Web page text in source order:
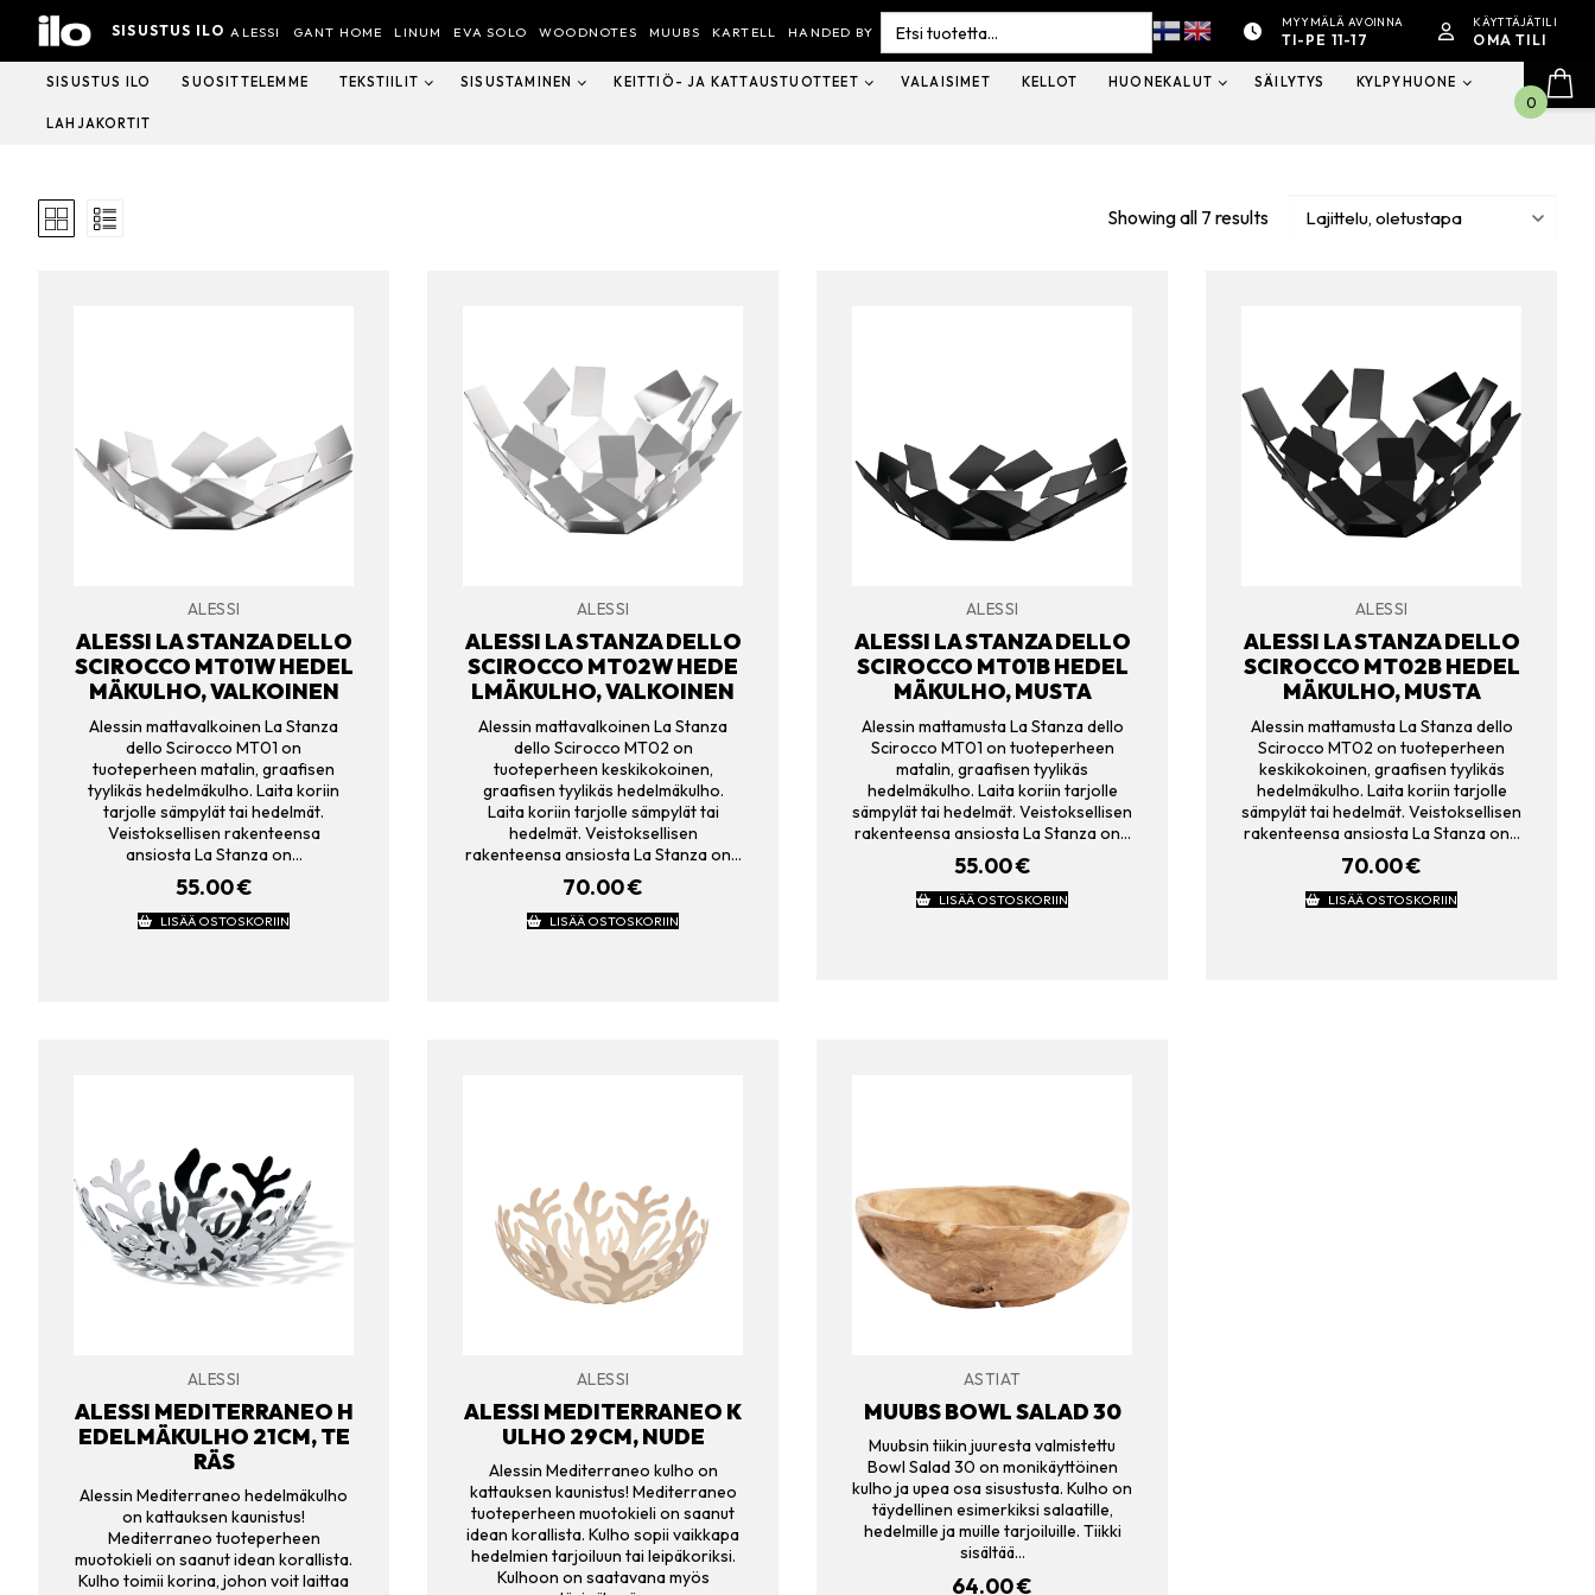
Hyppää
sisältöön
SISUSTUS ILO ALESSI GANT HOME LINUM EVA SOLO WOODNOTES MUUBS KARTELL HANDED BY
Search
for:
MYYMÄLÄ AVOINNA
TI-PE 11-17
KÄYTTÄJÄTILI
OMA TILI
SISUSTUS ILO SUOSITTELEMME TEKSTIILIT SISUSTAMINEN KEITTIÖ- JA KATTAUSTUOTTEET VALAISIMET KELLOT HUONEKALUT SÄILYTYS KYLPYHUONE
LAHJAKORTIT
Showing all 7 results
ALESSI
ALESSI LA STANZA DELLO
SCIROCCO MT01W HEDEL
MÄKULHO, VALKOINEN
Alessin mattavalkoinen La Stanza
dello Scirocco MT01 on
tuoteperheen matalin, graafisen
tyylikäs hedelmäkulho. Laita koriin
tarjolle sämpylät tai hedelmät.
Veistoksellisen rakenteensa
ansiosta La Stanza on…
55.00€
LISÄÄ OSTOSKORIIN
ALESSI
ALESSI LA STANZA DELLO
SCIROCCO MT02W HEDE
LMÄKULHO, VALKOINEN
Alessin mattavalkoinen La Stanza
dello Scirocco MT02 on
tuoteperheen keskikokoinen,
graafisen tyylikäs hedelmäkulho.
Laita koriin tarjolle sämpylät tai
hedelmät. Veistoksellisen
rakenteensa ansiosta La Stanza on…
70.00€
LISÄÄ OSTOSKORIIN
ALESSI
ALESSI LA STANZA DELLO
SCIROCCO MT01B HEDEL
MÄKULHO, MUSTA
Alessin mattamusta La Stanza dello
Scirocco MT01 on tuoteperheen
matalin, graafisen tyylikäs
hedelmäkulho. Laita koriin tarjolle
sämpylät tai hedelmät. Veistoksellisen
rakenteensa ansiosta La Stanza on…
55.00€
LISÄÄ OSTOSKORIIN
ALESSI
ALESSI LA STANZA DELLO
SCIROCCO MT02B HEDEL
MÄKULHO, MUSTA
Alessin mattamusta La Stanza dello
Scirocco MT02 on tuoteperheen
keskikokoinen, graafisen tyylikäs
hedelmäkulho. Laita koriin tarjolle
sämpylät tai hedelmät. Veistoksellisen
rakenteensa ansiosta La Stanza on…
70.00€
LISÄÄ OSTOSKORIIN
ALESSI
ALESSI MEDITERRANEO H
EDELMÄKULHO 21CM, TE
RÄS
Alessin Mediterraneo hedelmäkulho
on kattauksen kaunistus!
Mediterraneo tuoteperheen
muotokieli on saanut idean korallista.
Kulho toimii korina, johon voit laittaa
ALESSI
ALESSI MEDITERRANEO K
ULHO 29CM, NUDE
Alessin Mediterraneo kulho on
kattauksen kaunistus! Mediterraneo
tuoteperheen muotokieli on saanut
idean korallista. Kulho sopii vaikkapa
hedelmien tarjoiluun tai leipäkoriksi.
Kulhoon on saatavana myös
ASTIAT
MUUBS BOWL SALAD 30
Muubsin tiikin juuresta valmistettu
Bowl Salad 30 on monikäyttöinen
kulho ja upea osa sisustusta. Kulho on
täydellinen esimerkiksi salaatille,
hedelmille ja muille tarjoiluille. Tiikki
sisältää…
64.00€
0